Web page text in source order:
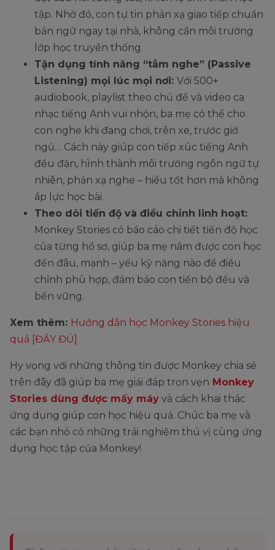
tập. Nhờ đó, con tự tin phản xạ giao tiếp chuẩn
bản ngữ ngay tại nhà, không cần môi trường
lớp học truyền thống.
Tận dụng tính năng “tắm nghe” (Passive
Listening) mọi lúc mọi nơi: Với 500+
audiobook, playlist theo chủ đề và video ca
nhạc tiếng Anh vui nhộn, ba mẹ có thể cho
con nghe khi đang chơi, trên xe, trước giờ
ngủ… Cách này giúp con tiếp xúc tiếng Anh
đều đặn, hình thành môi trường ngôn ngữ tự
nhiên, phản xạ nghe – hiểu tốt hơn mà không
áp lực học bài.
Theo dõi tiến độ và điều chỉnh linh hoạt:
Monkey Stories có báo cáo chi tiết tiến độ học
của từng hồ sơ, giúp ba mẹ nắm được con học
đến đâu, mạnh – yếu kỹ năng nào để điều
chỉnh phù hợp, đảm bảo con tiến bộ đều và
bền vững.
Xem thêm: Hướng dẫn học Monkey Stories hiệu
quả [ĐẦY ĐỦ]
Hy vọng với những thông tin được Monkey chia sẻ
trên đây đã giúp ba mẹ giải đáp trọn vẹn Monkey
Stories dùng được mấy máy và cách khai thác
ứng dụng giúp con học hiệu quả. Chúc ba mẹ và
các bạn nhỏ có những trải nghiệm thú vị cùng ứng
dụng học tập của Monkey!